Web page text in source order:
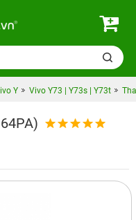
Y Vivo Y73 | Y73s | Y73t